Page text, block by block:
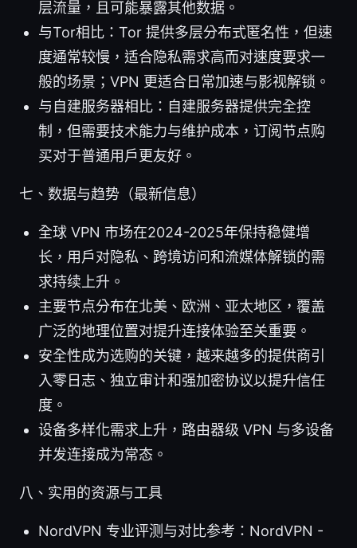
层流量，且可能暴露其他数据。
与Tor相比：Tor 提供多层分布式匿名性，但速
度通常较慢，适合隐私需求高而对速度要求一
般的场景；VPN 更适合日常加速与影视解锁。
与自建服务器相比：自建服务器提供完全控
制，但需要技术能力与维护成本，订阅节点购
买对于普通用户更友好。
七、数据与趋势（最新信息）
全球 VPN 市场在2024-2025年保持稳健增
长，用户对隐私、跨境访问和流媒体解锁的需
求持续上升。
主要节点分布在北美、欧洲、亚太地区，覆盖
广泛的地理位置对提升连接体验至关重要。
安全性成为选购的关键，越来越多的提供商引
入零日志、独立审计和强加密协议以提升信任
度。
设备多样化需求上升，路由器级 VPN 与多设备
并发连接成为常态。
八、实用的资源与工具
NordVPN 专业评测与对比参考：NordVPN -